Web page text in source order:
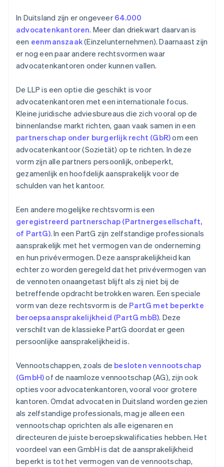
In Duitsland zijn er ongeveer 64.000
advocatenkantoren. Meer dan driekwart daarvan is
een eenmanszaak(Einzelunternehmen). Daarnaast zijn
er nog een paar andere rechtsvormen waar
advocatenkantoren onder kunnen vallen.
De LLP is een optie die geschikt is voor
advocatenkantoren met een internationale focus.
Kleine juridische adviesbureaus die zich vooral op de
binnenlandse markt richten, gaan vaak samen in een
partnerschap onder burgerlijk recht (GbR)om een
advocatenkantoor (Sozietät) op te richten. In deze
vorm zijn alle partners persoonlijk, onbeperkt,
gezamenlijk en hoofdelijk aansprakelijk voor de
schulden van het kantoor.
Een andere mogelijke rechtsvorm is een
geregistreerd partnerschap (Partnergesellschaft,
of PartG). In een PartG zijn zelfstandige professionals
aansprakelijk met het vermogen van de onderneming
en hun privévermogen. Deze aansprakelijkheid kan
echter zo worden geregeld dat het privévermogen van
de vennoten onaangetast blijft als zij niet bij de
betreffende opdracht betrokken waren. Een speciale
vorm van deze rechtsvorm is de PartG met beperkte
beroepsaansprakelijkheid (PartG mbB). Deze
verschilt van de klassieke PartG doordat er geen
persoonlijke aansprakelijkheid is.
Vennootschappen, zoals de besloten vennootschap
(GmbH)of de naamloze vennootschap (AG), zijn ook
opties voor advocatenkantoren, vooral voor grotere
kantoren. Omdat advocaten in Duitsland worden gezien
als zelfstandige professionals, mag je alleen een
vennootschap oprichten als alle eigenaren en
directeuren de juiste beroepskwalificaties hebben. Het
voordeel van een GmbH is dat de aansprakelijkheid
beperkt is tot het vermogen van de vennootschap,